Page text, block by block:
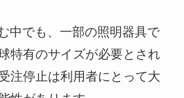
お玉置きは100均のダイソーやセ
中でも、一部の照明器具で
特有のサイズが必要とされ
注停止は利用者にとって大